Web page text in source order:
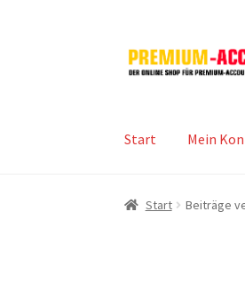
Zur
Navigation
Zum
Inhalt
Start Mein
Start Beiträge